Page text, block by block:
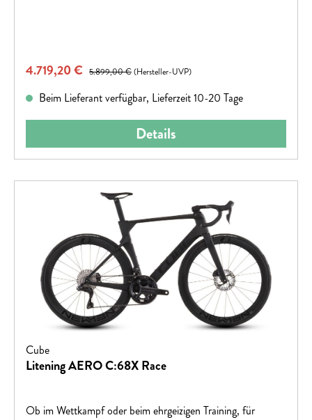
Verkaufspreis:
4.719,20 € Regulärer Preis:
5.899,00 €(Hersteller-UVP)
Beim Lieferant verfügbar, Lieferzeit 10-20 Tage
Details
Cube
Litening AERO C:68X Race
Ob im Wettkampf oder beim ehrgeizigen Training, für